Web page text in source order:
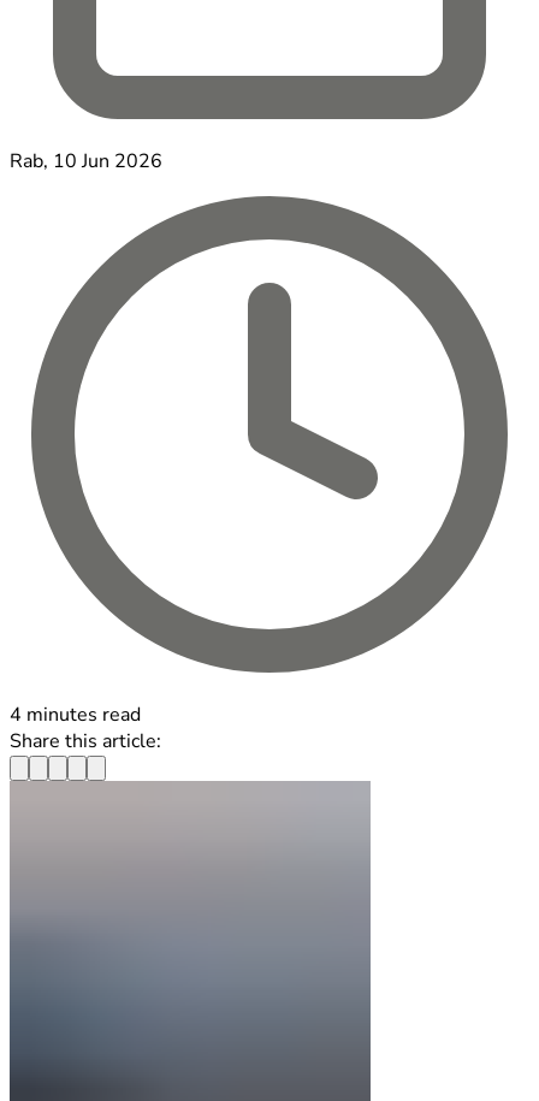
Rab, 10 Jun 2026
4 minutes read
Share this article: